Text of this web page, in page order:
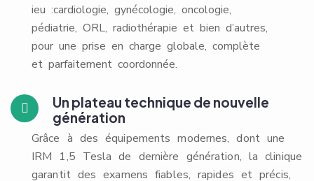
ieu :cardiologie, gynécologie, oncologie,
pédiatrie, ORL, radiothérapie et bien d’autres,
pour une prise en charge globale, complète
et parfaitement coordonnée.
Un plateau technique de nouvelle
génération
Grâce à des équipements modernes, dont une
IRM 1,5 Tesla de dernière génération, la clinique
garantit des examens fiables, rapides et précis,